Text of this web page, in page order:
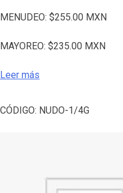
MENUDEO: $255.00 MXN
MAYOREO: $235.00 MXN
Leer más
CÓDIGO: NUDO-1/4G